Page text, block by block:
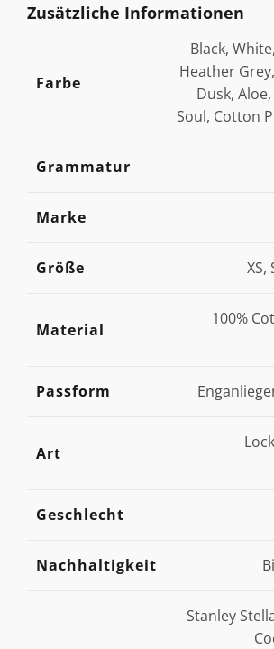
Zusätzliche Informationen
Farbe
Black,
Heather
Dusk,
Soul, Cotton
Grammatur
Marke
Größe XS,
Material
100%
Passform
Art
Geschlecht
Nachhaltigkeit
Stanley